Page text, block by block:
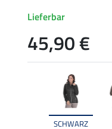
SCHWARZ
Lieferbar
45,90 €